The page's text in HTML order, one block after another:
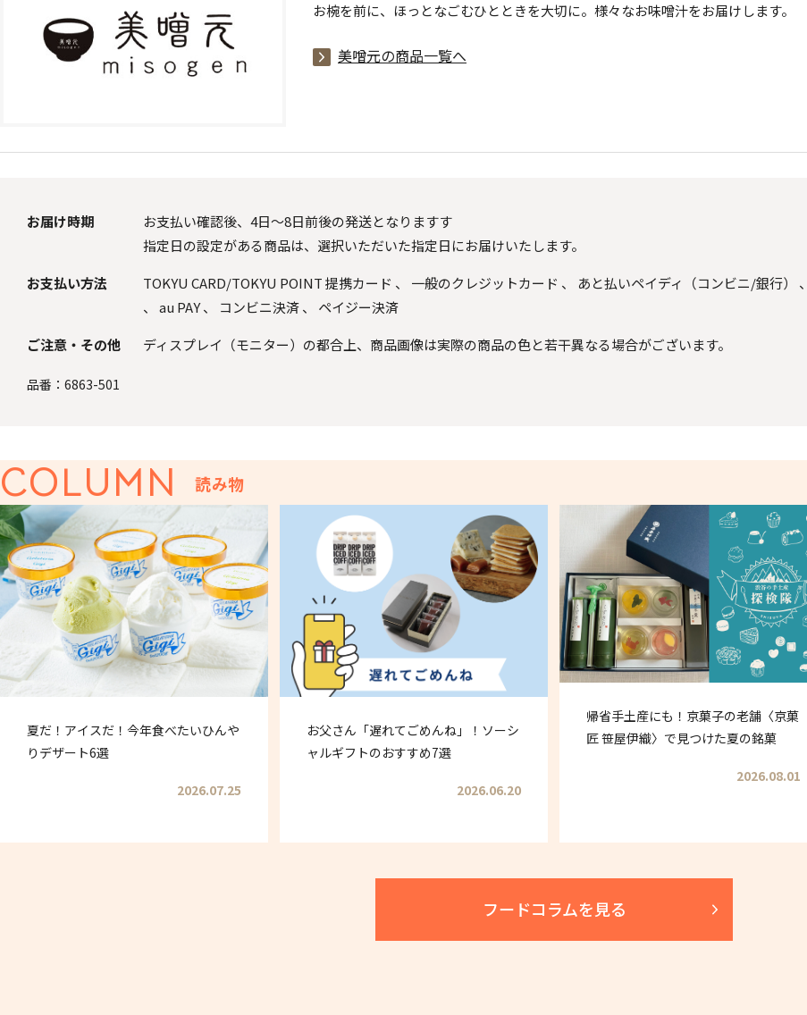
お椀を前に、ほっとなごむひとときを大切に。様々なお味噌汁をお届けします。
美噌元の商品一覧へ
お届け時期
お支払い確認後、4日～8日前後の発送となりますす
指定日の設定がある商品は、選択いただいた指定日にお届けいたします。
お支払い方法
TOKYU CARD/TOKYU POINT 提携カード 、 一般のクレジットカード 、 あと払いペイディ（コンビニ/銀行） 、
、 au PAY、 コンビニ決済、 ペイジー決済
ご注意・その他
ディスプレイ（モニター）の都合上、商品画像は実際の商品の色と若干異なる場合がございます。
品番： 6863-501
COLUMN 読み物
夏だ！アイスだ！今年食べたいひんや
りデザート6選
2026.07.25
お父さん「遅れてごめんね」！ソーシ
ャルギフトのおすすめ7選
2026.06.20
帰省手土産にも！京菓子の老舗〈京菓
匠 笹屋伊織〉で見つけた夏の銘菓
2026.08.01
フードコラムを見る